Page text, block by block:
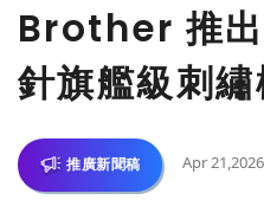
Brother 推
針旗艦級刺繡
推廣新聞稿 Apr 21,2026